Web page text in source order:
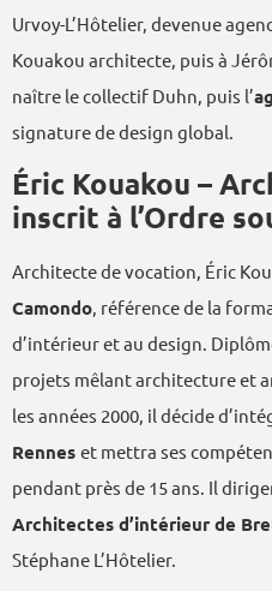
Urvoy-L’Hôtelier, devenue
Kouakou architecte, puis à
naître le collectif Duhn, puis l’
signature de design global.
Éric Kouakou –
inscrit à l’Ordre
Architecte de vocation, Éric
Camondo, référence de la
d’intérieur et au design.
projets mêlant architecture et
les années 2000, il décide
Rennes et mettra ses
pendant près de 15 ans. Il
Architectes d’intérieur de
Stéphane L’Hôtelier.